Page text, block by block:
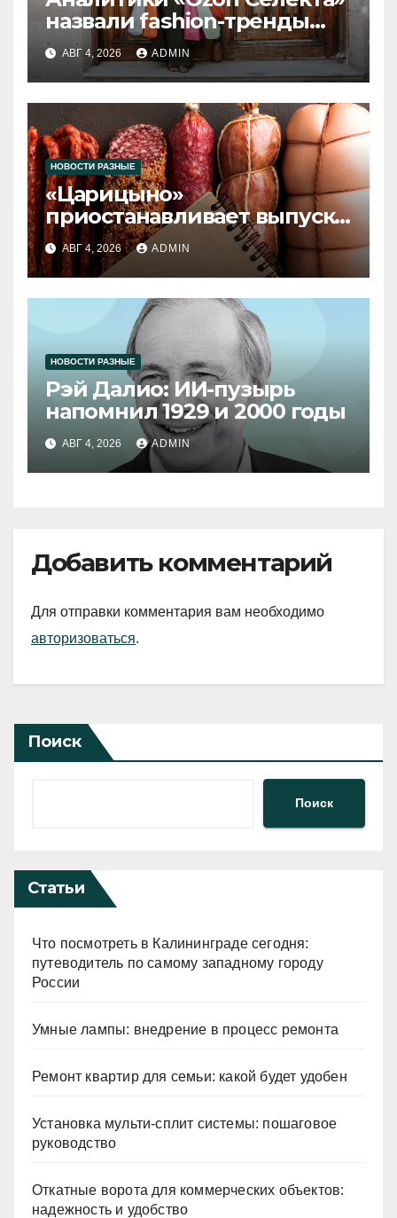
назвали fashion-тренды
2026 года
АВГ 4, 2026 ADMIN
НОВОСТИ РАЗНЫЕ
«Царицыно»
приостанавливает выпуск
продукции
АВГ 4, 2026 ADMIN
НОВОСТИ РАЗНЫЕ
Рэй Далио: ИИ-пузырь
напомнил 1929 и 2000 годы
АВГ 4, 2026 ADMIN
Добавить комментарий
Для отправки комментария вам необходимо
авторизоваться.
Поиск
Поиск
Статьи
Что посмотреть в Калининграде сегодня:
путеводитель по самому западному городу
России
Умные лампы: внедрение в процесс ремонта
Ремонт квартир для семьи: какой будет удобен
Установка мульти-сплит системы: пошаговое
руководство
Откатные ворота для коммерческих объектов:
надежность и удобство